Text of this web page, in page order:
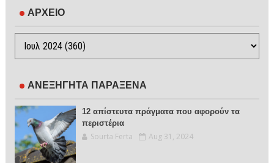
ΑΡΧΕΙΟ
ΑΝΕΞΗΓΗΤΑ ΠΑΡΑΞΕΝΑ
12 απίστευτα πράγματα που αφορούν τα
περιστέρια
Sourta Ferta Aug 31, 2024